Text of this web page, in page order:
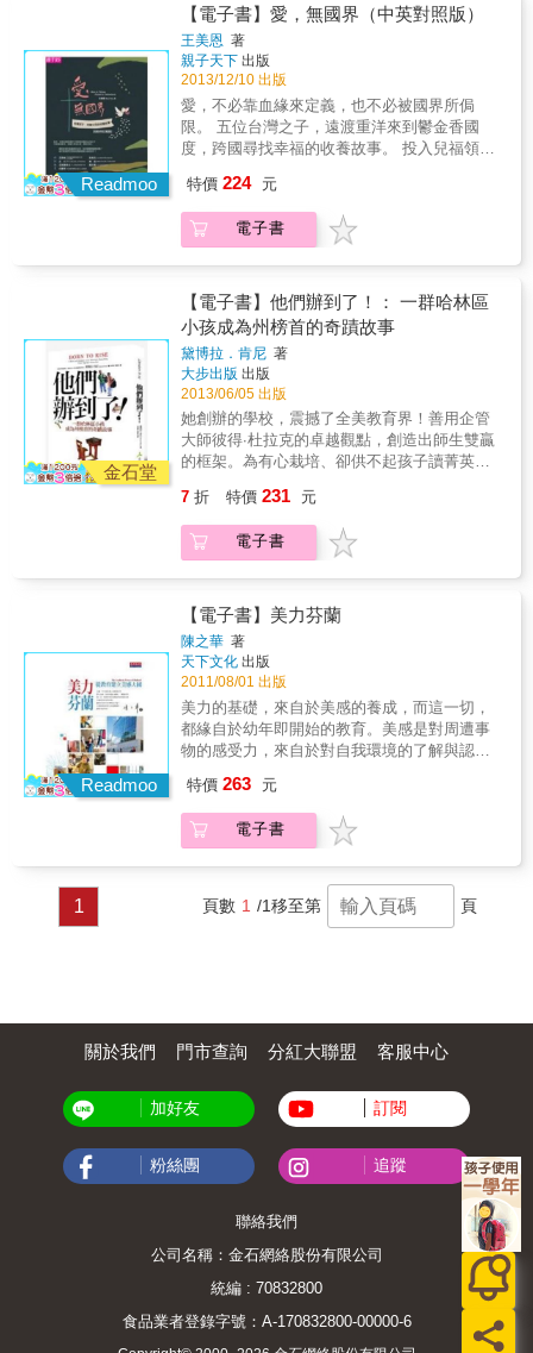
你的孩子可以被教出創造力! 創造力是未來時代
的新公民權，沒有資優班的設計，是否會失去
培育最好人才的機會?不同階段的學童創造力可
以被教出來嗎? 弄清楚身為家長常犯的七大迷
思，小心七大錯誤觀念扼殺孩子的想法，只要
把握五大原則，原來孩子可以輕輕鬆鬆擁有創
造力!
Readmoo
【電子書】愛，無國界（中英對照版）
王美恩 著
親子天下 出版
2013/12/10 出版
愛，不必靠血緣來定義，也不必被國界所侷
限。 五位台灣之子，遠渡重洋來到鬱金香國
度，跨國尋找幸福的收養故事。 投入兒福領域
行長與知識長王美恩， 從台灣到荷蘭，探訪原
生家庭、收養父母與孩子的心路歷程，重新思
索「親職」的真實涵意。 & 每年，有將近兩百
是先進國家，為何還需要國際收養？為什麼我
們仍然無法照顧這群失依的孩子？ & 是什麼
「束縛」了我們，讓我們面對失依孩子時，缺
乏更開放的收養態度？無條件地愛孩子，真的
只能由血緣來決定？不論是為國內、國外天災
的募款，台灣人的關懷絕對不落人後，總能在
最短時間募到巨款，實在很難妄下結論說台灣
人較無愛心。 & 本書作者王美恩投入兒童福利
工作近二十年。在十餘年任職兒童福利聯盟期
間，除曾參與護送孩童到荷蘭收養家庭外，更
程。藉由五個被荷蘭家庭收養的台灣之子的故
事，檢視我們到底少了哪些對待兒童的文明態
度，同時也希望解開文化中對於收養的種種迷
談「收養」事實？要讓孩子尋根嗎？如何看待
孩子的「認同」議題？跨國借鏡荷蘭的收養制
度，我們的社會支援體系還可提供什麼協助，
幫助收養家庭的特殊孩子？ & 書中不僅有宏觀
的跨國制度面探討，更有扣人心弦的生命故
事，並且進一步引發作者回頭思索，探討「親
職」角色的真實涵意。 & 本書特色 & ‧任職兒
觀察收養家庭與孩子的第一手訪談記錄 ‧跨越台
灣與荷蘭兩地，宏觀思考「收養」議題在文化
與制度面的差異，提供政策制定者參考 ‧中英雙
力賽」理念，附國內專業收出養機構「兒童福
利聯盟」服務資訊與聯繫方式 & 目標讀者 & ◎
特價 224 元
電子書
金石堂
【電子書】他們辦到了！： 一群哈林區
小孩成為州榜首的奇蹟故事
黛博拉．肯尼 著
大步出版 出版
2013/06/05 出版
她創辦的學校，震撼了全美教育界！善用企管
大師彼得∙杜拉克的卓越觀點，創造出師生雙贏
的框架。為有心栽培、卻供不起孩子讀菁英私
育精髓！一九九九年，年輕的黛博拉失去了摯
愛。身為芝麻街集團出版部總裁的她，有崇高
的社會地位和收入，撫養三個幼兒長大不成問
走遍全美知名校園、延攬有熱情的教師，終於
為紐約最不受重視的哈林區，爭取到一所公辦
民營學校──她創立了哈林村學苑。哈林村學苑
的入學新生，程度都比一般學生落後好多年。
但在短短幾年內，他們進步神速到名列紐約州
榜首，所有八年級生在數理和社會學科及閱讀
能力的表現，均達優秀等級，令人咋舌稱奇。
品格教育更是出色，校園內霸凌事件為零。他
們，究竟是如何辦到的？黛博拉博士在書中分
造最有影響力的教學文化、讓學校徹底革新。
她不藏私地公開如何吸引最有才能教師到校服
務；如何帶領學生邁向學習殿堂的巔峰；如何
創造出不僅家長滿意，連老師也會愛上的神奇
校園。 這段博士圓夢的感人故事，無論是關心
孩童教育的家長、想提升學生學習力的師長、
民營的普通學校 一群充滿熱忱與理想的老師如
何讓不被看好的學校 成為連美國總統都親訪的
校拮据窘迫的資源帶領不被看好的哈林區小孩
突破萬難、登上學習的頂峰《君子雜誌》封她
為全美最傑出人士！《富比世雜誌》盛讚她
「為美國全民義務教育設立黃金準則」!美國總
統親赴她的「哈林村學苑」參觀取經、找尋教
育方針！歐普拉稱讚她為深具遠見的教育家！
親子教育專家洪蘭教授、媒體教母余湘董事
長、金鐘獎最佳主持人謝佳勳誠摯推薦
7 折 特價 231 元
電子書
Readmoo
【電子書】美力芬蘭
陳之華 著
天下文化 出版
2011/08/01 出版
美力的基礎，來自於美感的養成，而這一切，
都緣自於幼年即開始的教育。美感是對周遭事
物的感受力，來自於對自我環境的了解與認
來自於接觸，來自於體驗。它可以是音樂饗
宴，也可以是影像與設計感的震撼，更可以是
環境的舒適、心靈的洗禮、人文的沉澱。北歐
欣賞、多接觸、多感受，自然而然對藝術、音
樂與人文產生興趣與欣賞能力；芬蘭更將「美
特價 263 元
電子書
1 頁數 1 /1移至第 頁
關於我們 門市查詢 分紅大聯盟 客服中心
加好友 訂閱
粉絲團 追蹤
聯絡我們
公司名稱：金石網絡股份有限公司
統編 : 70832800
食品業者登錄字號：A-170832800-00000-6